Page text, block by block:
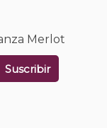
Merlot
Suscribir